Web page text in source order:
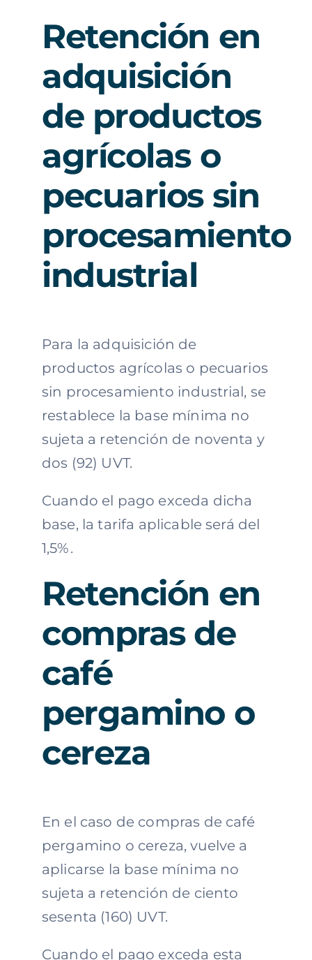
Retención en
adquisición
de productos
agrícolas o
pecuarios sin
procesamiento
industrial
Para la adquisición de
productos agrícolas o pecuarios
sin procesamiento industrial, se
restablece la base mínima no
sujeta a retención de noventa y
dos (92) UVT.
Cuando el pago exceda dicha
base, la tarifa aplicable será del
1,5%.
Retención en
compras de
café
pergamino o
cereza
En el caso de compras de café
pergamino o cereza, vuelve a
aplicarse la base mínima no
sujeta a retención de ciento
sesenta (160) UVT.
Cuando el pago exceda esta